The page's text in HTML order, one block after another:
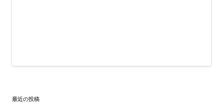
最近の投稿